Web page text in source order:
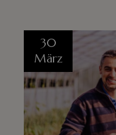
30
März